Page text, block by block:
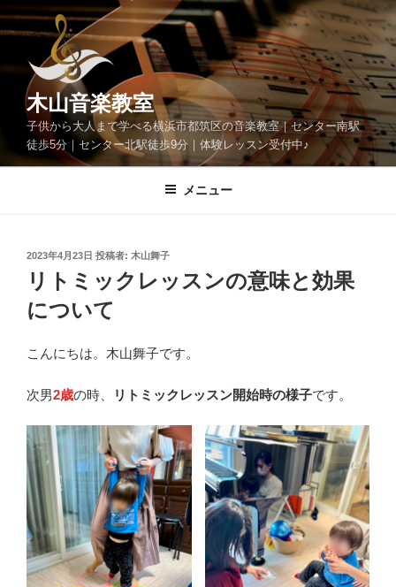
ン
ン
キ
木山音楽教室
子供から大人まで学べる横浜市都筑区の音楽教室｜センター南駅
徒歩5分｜センター北駅徒歩9分｜体験レッスン受付中♪
メニュー
投
稿
日:
2023年4月23日 投稿者: 木山舞子
リトミックレッスンの意味と効果
について
こんにちは。木山舞子です。
次男2歳の時、 リトミックレッスン開始時の様子です。